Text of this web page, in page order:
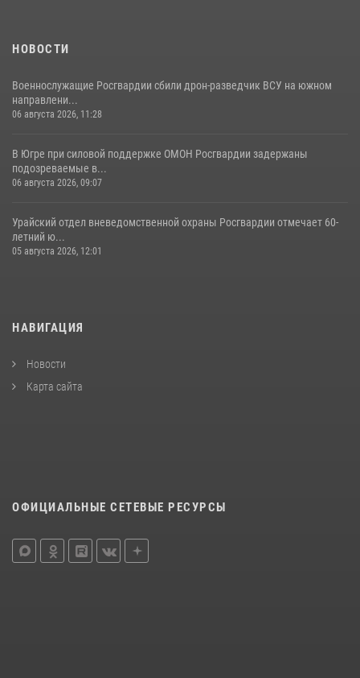
НОВОСТИ
Военнослужащие Росгвардии сбили дрон-разведчик ВСУ на южном
направлени...
06 августа 2026, 11:28
В Югре при силовой поддержке ОМОН Росгвардии задержаны
подозреваемые в...
06 августа 2026, 09:07
Урайский отдел вневедомственной охраны Росгвардии отмечает 60-
летний ю...
05 августа 2026, 12:01
НАВИГАЦИЯ
Новости
Карта сайта
ОФИЦИАЛЬНЫЕ СЕТЕВЫЕ РЕСУРСЫ